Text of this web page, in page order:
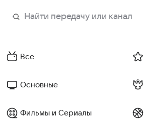
Все
Основные
Фильмы и Сериалы